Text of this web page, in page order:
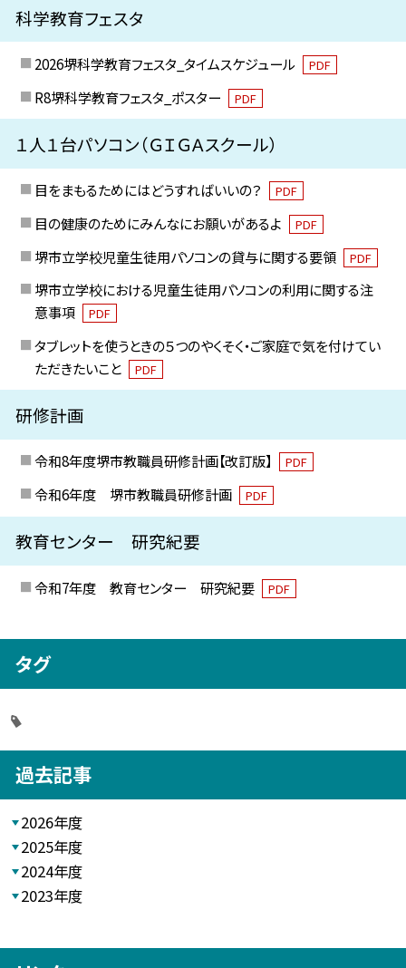
科学教育フェスタ
2026堺科学教育フェスタ_タイムスケジュール PDF
R8堺科学教育フェスタ_ポスター PDF
１人１台パソコン（ＧＩＧＡスクール）
目をまもるためにはどうすればいいの？ PDF
目の健康のためにみんなにお願いがあるよ PDF
堺市立学校児童生徒用パソコンの貸与に関する要領 PDF
堺市立学校における児童生徒用パソコンの利用に関する注
意事項
PDF
タブレットを使うときの５つのやくそく・ご家庭で気を付けてい
ただきたいこと
PDF
研修計画
令和8年度堺市教職員研修計画【改訂版】 PDF
令和6年度 堺市教職員研修計画 PDF
教育センター 研究紀要
令和7年度 教育センター 研究紀要 PDF
タグ
過去記事
2026年度
2025年度
2024年度
2023年度